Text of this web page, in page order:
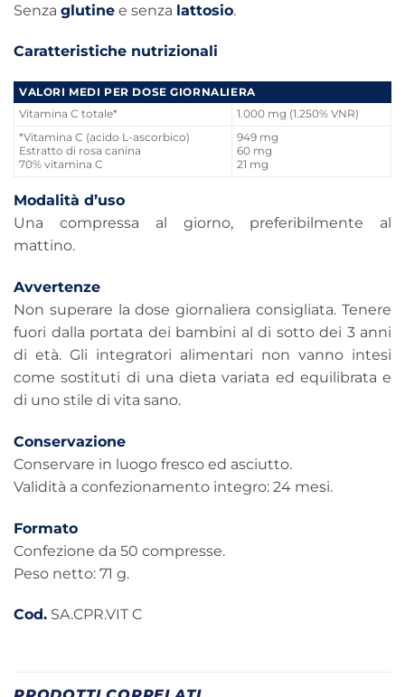
Senza glutine e senza lattosio.
Caratteristiche nutrizionali
VALORI MEDI PER DOSE GIORNALIERA
Vitamina C totale*
1.000 mg (1.250% VNR)
*Vitamina C (acido L-ascorbico)
Estratto di rosa canina
70% vitamina C
949 mg
60 mg
21 mg
Modalità d’uso
Una compressa al giorno, preferibilmente al
mattino.
Avvertenze
Non superare la dose giornaliera consigliata. Tenere
fuori dalla portata dei bambini al di sotto dei 3 anni
di età. Gli integratori alimentari non vanno intesi
come sostituti di una dieta variata ed equilibrata e
di uno stile di vita sano.
Conservazione
Conservare in luogo fresco ed asciutto.
Validità a confezionamento integro: 24 mesi.
Formato
Confezione da 50 compresse.
Peso netto: 71 g.
Cod. SA.CPR.VIT C